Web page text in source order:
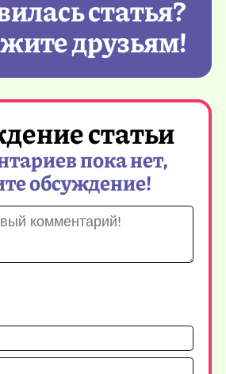
статья?
друзьям!
статьи
пока нет,
обсуждение!
Имя*